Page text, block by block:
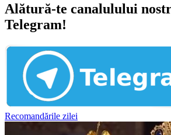
Alătură-te canalulului
Telegram!
Recomandările zilei